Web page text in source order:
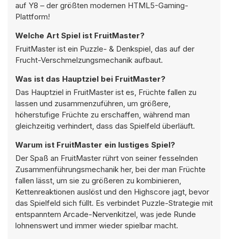
auf Y8 – der größten modernen HTML5-Gaming-
Plattform!
Welche Art Spiel ist FruitMaster?
FruitMaster ist ein Puzzle- & Denkspiel, das auf der
Frucht-Verschmelzungsmechanik aufbaut.
Was ist das Hauptziel bei FruitMaster?
Das Hauptziel in FruitMaster ist es, Früchte fallen zu
lassen und zusammenzuführen, um größere,
höherstufige Früchte zu erschaffen, während man
gleichzeitig verhindert, dass das Spielfeld überläuft.
Warum ist FruitMaster ein lustiges Spiel?
Der Spaß an FruitMaster rührt von seiner fesselnden
Zusammenführungsmechanik her, bei der man Früchte
fallen lässt, um sie zu größeren zu kombinieren,
Kettenreaktionen auslöst und den Highscore jagt, bevor
das Spielfeld sich füllt. Es verbindet Puzzle-Strategie mit
entspanntem Arcade-Nervenkitzel, was jede Runde
lohnenswert und immer wieder spielbar macht.